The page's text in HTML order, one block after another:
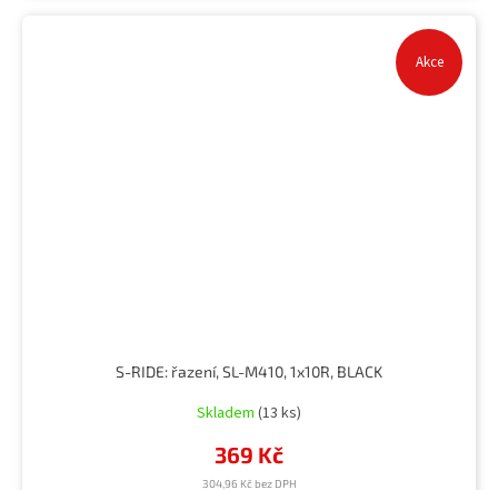
Akce
S-RIDE: řazení, SL-M410, 1x10R, BLACK
Skladem (13 ks)
304,96 Kč bez DPH
369 Kč